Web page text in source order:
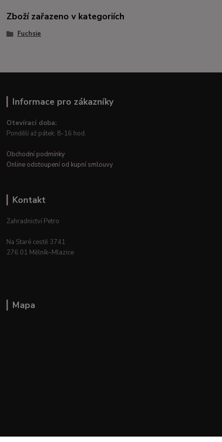
Zboží zařazeno v kategoriích
Fuchsie
Informace pro zákazníky
Otevírací doba:
Pondělí až pátek: 8-16 hod.
Obchodní podmínky
Online odstoupení od kupní smlouvy
Kontakt
Zahradnictví Petro
Na Staré cestě 3741
276 01 Mělník–Mlazice
Mapa